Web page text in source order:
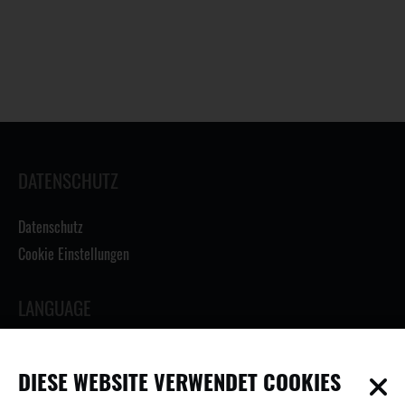
DATENSCHUTZ
Datenschutz
Cookie Einstellungen
LANGUAGE
DIESE WEBSITE VERWENDET COOKIES